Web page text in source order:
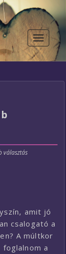
Toggle
választás
amit jó
csalogató a
A múltkor
a